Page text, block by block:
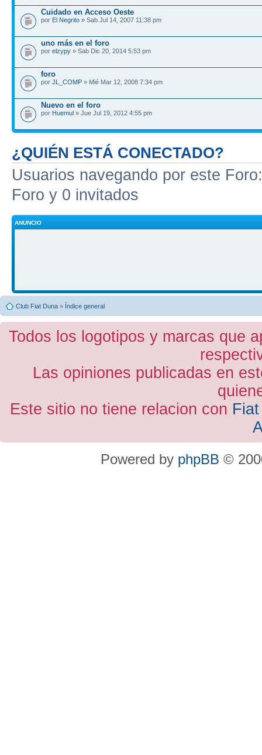
Cuidado en Acceso Oeste
por El Negrito » Sab Jul 14, 2007 11:38 pm
uno más en el foro
por elzypy » Sab Dic 20, 2014 5:53 pm
foro
por JL_COMP » Mié Mar 12, 2008 7:34 pm
Nuevo en el foro
por Huemul » Jue Jul 19, 2012 4:55 pm
¿QUIÉN ESTÁ CONECTADO?
Usuarios navegando por este
Foro y 0 invitados
ANUNCIO
Club Fiat Duna » Índice general
Todos los logotipos y marcas que
Las opiniones publicadas en
Este sitio no tiene relacion con
Powered by phpBB ©